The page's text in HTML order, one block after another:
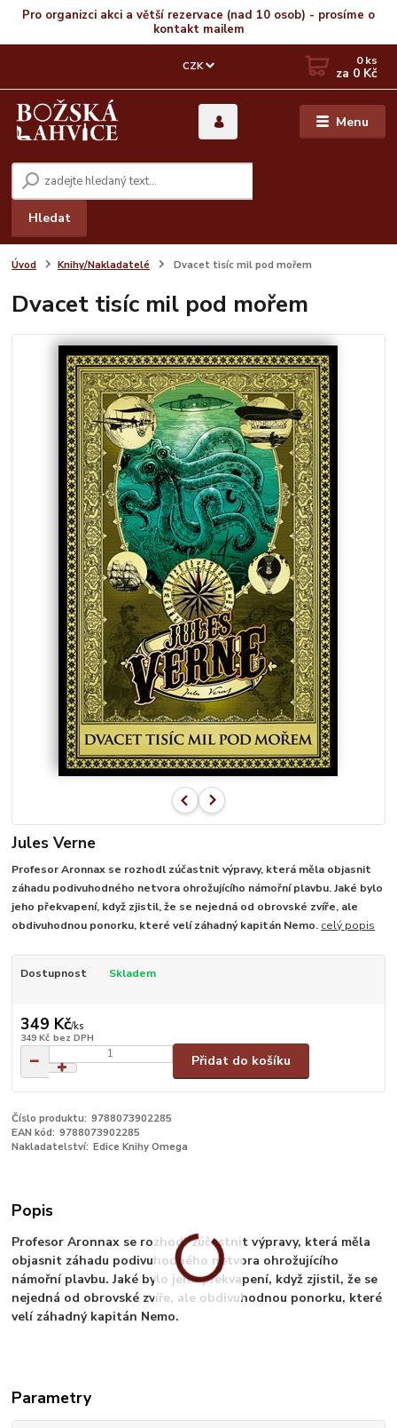
Pro organizci akci a větší rezervace (nad 10 osob) - prosíme o
kontakt mailem
Menu
CZK
Hledat
0ks
za 0 Kč
Úvod Knihy/Nakladatelé Dvacet tisíc mil pod mořem
Dvacet tisíc mil pod mořem
Jules Verne
Profesor Aronnax se rozhodl zúčastnit výpravy, která měla objasnit
záhadu podivuhodného netvora ohrožujícího námořní plavbu. Jaké bylo
jeho překvapení, když zjistil, že se nejedná od obrovské zvíře, ale
obdivuhodnou ponorku, které velí záhadný kapitán Nemo. celý popis
Dostupnost Skladem
349 Kč/ks
349 Kč bez DPH
Přidat do košíku
Číslo produktu: 9788073902285
EAN kód: 9788073902285
Nakladatelství: Edice Knihy Omega
Popis
Profesor Aronnax se rozhodl zúčastnit výpravy, která měla
objasnit záhadu podivuhodného netvora ohrožujícího
námořní plavbu. Jaké bylo jeho překvapení, když zjistil, že se
nejedná od obrovské zvíře, ale obdivuhodnou ponorku, které
velí záhadný kapitán Nemo.
Parametry